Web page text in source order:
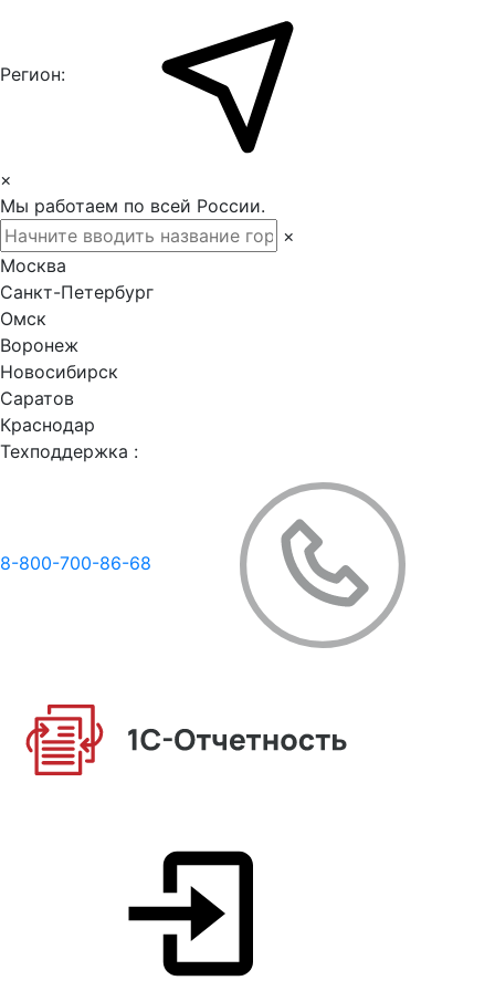
Регион:
×
Мы работаем по всей России.
×
Москва
Санкт-Петербург
Омск
Воронеж
Новосибирск
Саратов
Краснодар
Техподдержка :
8-800-700-86-68